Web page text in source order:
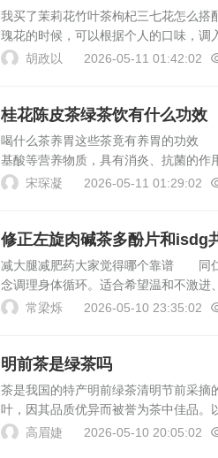
我买了茉莉花竹叶茶枸杞三七花怎么
瑰花的时候，可以根据个人的口味，调
玫瑰花最好不要与茶叶泡在一起喝。因
胡政以 2026-05-11 01:42:02
桂花陈皮茶绿茶饮有什么功效
喝什么茶养胃这些茶竟有养胃的功效
基酸等营养物质，具有消炎、抗菌的作
茶多酚、茶碱、儿茶素、蛋白质等成分
宋琛凝 2026-05-11 01:29:02
修正左旋肉碱茶多酚片和isdg
减大腿减肥药大家觉得哪个靠谱 同仁
念调理身体循环。适合希望温和不激进
茶多酚调节节奏。片剂崩解快，30分钟
常梁烁 2026-05-10 23:35:02
明前茶是绿茶吗
茶是我国的特产明前绿茶清明节前采
叶，因其品质优异而被誉为茶中佳品。
叶特点芽叶细嫩，色翠香幽，味醇形美
高眉婕 2026-05-10 20:05:02